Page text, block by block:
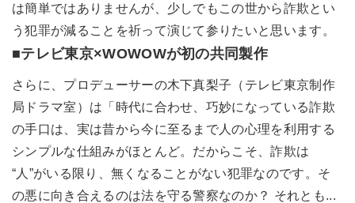
は簡単ではありませんが、少しでもこの世から詐欺とい
う犯罪が減ることを祈って演じて参りたいと思います。
■テレビ東京×WOWOWが初の共同製作
さらに、プロデューサーの木下真梨子（テレビ東京制作
局ドラマ室）は「時代に合わせ、巧妙になっている詐欺
の手口は、実は昔から今に至るまで人の心理を利用する
シンプルな仕組みがほとんど。だからこそ、詐欺は
“人”がいる限り、無くなることがない犯罪なのです。そ
の悪に向き合えるのは法を守る警察なのか？ それとも...